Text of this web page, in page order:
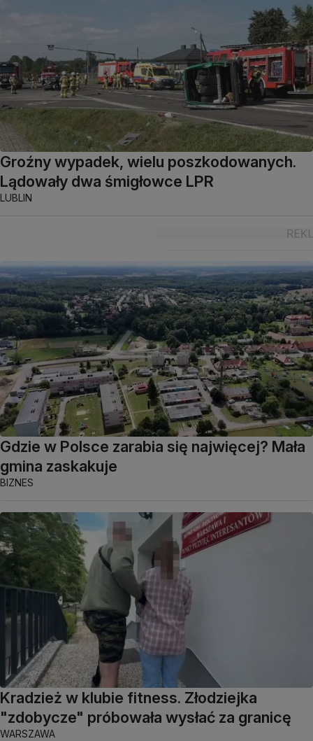
Groźny wypadek, wielu poszkodowanych.
Lądowały dwa śmigłowce LPR
LUBLIN
Gdzie w Polsce zarabia się najwięcej? Mała
gmina zaskakuje
BIZNES
Kradzież w klubie fitness. Złodziejka
"zdobycze" próbowała wysłać za granicę
WARSZAWA